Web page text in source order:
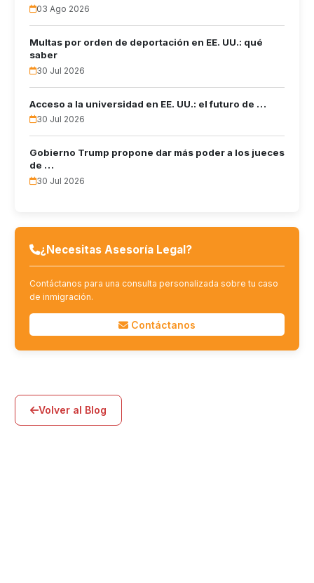
03 Ago 2026
Multas por orden de deportación en EE. UU.: qué
saber
30 Jul 2026
Acceso a la universidad en EE. UU.: el futuro de …
30 Jul 2026
Gobierno Trump propone dar más poder a los jueces
de …
30 Jul 2026
¿Necesitas Asesoría Legal?
Contáctanos para una consulta personalizada sobre tu caso
de inmigración.
Contáctanos
Volver al Blog